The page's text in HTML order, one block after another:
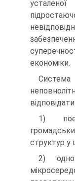
економіки.
1)
структур у
2)